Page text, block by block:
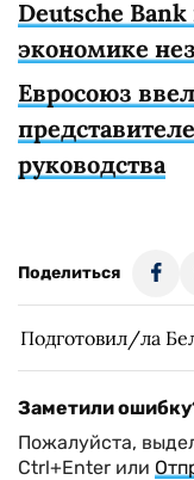
Deutsche
экономике
Евросоюз
руководства
Поделиться
Подготовил/ла
Заметили
Пожалуйста,
Ctrl+Enter или